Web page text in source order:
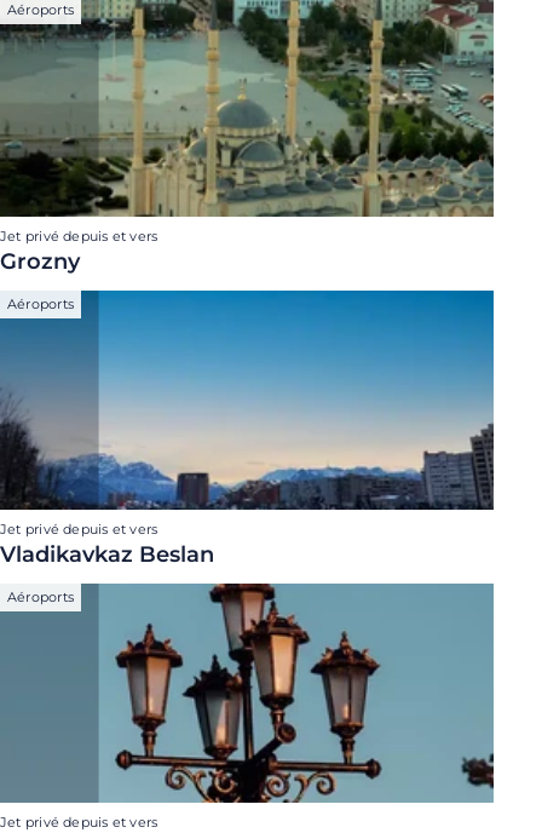
Aéroports
Jet privé depuis et vers
Grozny
Aéroports
Jet privé depuis et vers
Vladikavkaz Beslan
Aéroports
Jet privé depuis et vers